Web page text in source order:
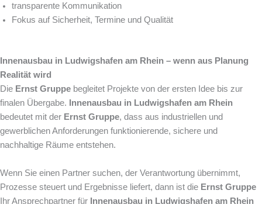
transparente Kommunikation
Fokus auf Sicherheit, Termine und Qualität
Innenausbau in Ludwigshafen am Rhein – wenn aus Planung
Realität wird
Die Ernst Gruppe begleitet Projekte von der ersten Idee bis zur
finalen Übergabe.
Innenausbau in Ludwigshafen am Rhein
bedeutet mit der Ernst Gruppe, dass aus industriellen und
gewerblichen Anforderungen funktionierende, sichere und
nachhaltige Räume entstehen.
Wenn Sie einen Partner suchen, der Verantwortung übernimmt,
Prozesse steuert und Ergebnisse liefert, dann ist die Ernst Gruppe
Ihr Ansprechpartner für Innenausbau in Ludwigshafen am Rhein